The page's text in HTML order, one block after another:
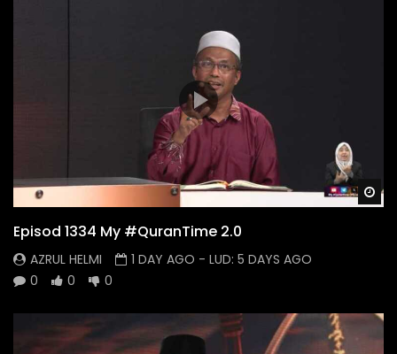
Episod 1334 My #QuranTime 2.0
AZRUL HELMI 1 DAY AGO - LUD: 5 DAYS AGO
0
0 0